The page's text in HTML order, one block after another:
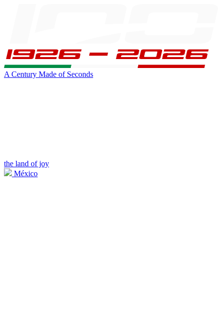
A Century Made of Seconds
the land of joy
México